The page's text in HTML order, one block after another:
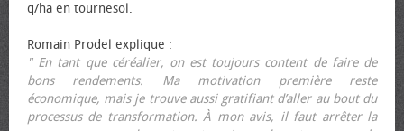
q/ha en tournesol.
Romain Prodel explique :
" En tant que céréalier, on est toujours content de faire de
bons rendements. Ma motivation première reste
économique, mais je trouve aussi gratifiant d’aller au bout du
processus de transformation. À mon avis, il faut arrêter la